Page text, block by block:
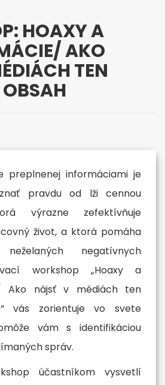
HOAXY A
AKO
TEN
preplnenej informáciami je
pravdu od lži cennou
výrazne zefektívňuje
život, a ktorá pomáha
neželaných negatívnych
workshop „Hoaxy a
Ako nájsť v médiách ten
vás zorientuje vo svete
vám s identifikáciou
správ.
účastníkom vysvetlí